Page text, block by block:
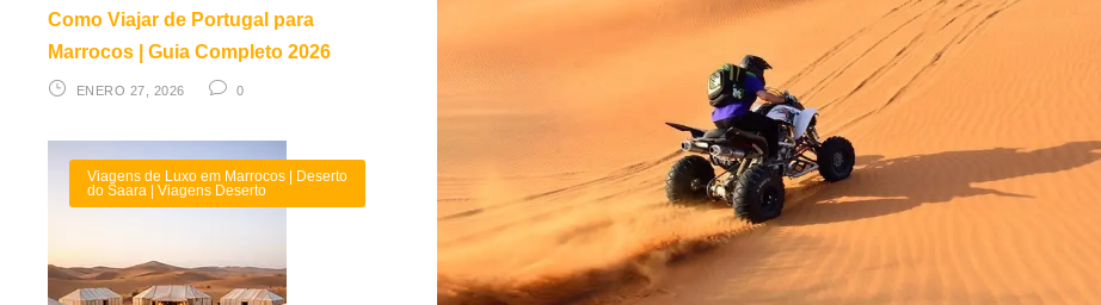
Como Viajar de Portugal para
Marrocos | Guia Completo 2026
ENERO 27, 2026 0
Viagens de Luxo em Marrocos | Deserto
do Saara | Viagens Deserto